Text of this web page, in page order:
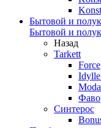
Бытовой и
Бытовой и
Назад
Tarkett
Force
Moda
Синтерос